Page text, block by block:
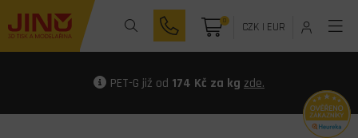
0 CZK| EUR
PET-G již od 174 Kč za kg zde.